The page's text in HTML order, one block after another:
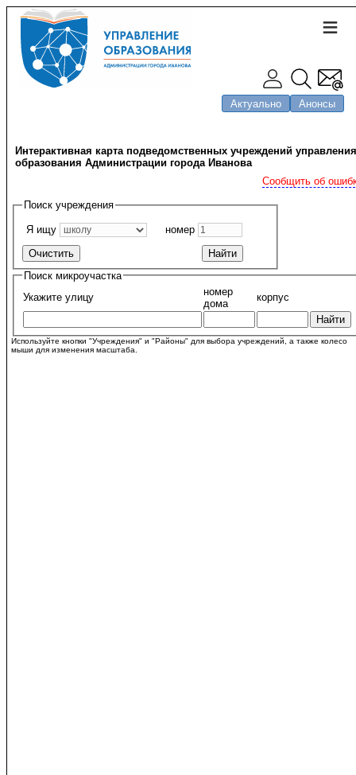
Актуально Анонсы
Интерактивная карта подведомственных учреждений управления
образования Администрации города Иванова
Сообщить об
Поиск учреждения
Я ищу номер
Поиск микроучастка
Укажите улицу
номер
дома
корпус
Используйте кнопки "Учреждения" и "Районы" для выбора учреждений, а также колесо
мыши для изменения масштаба.